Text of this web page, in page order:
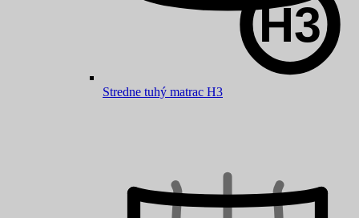
Stredne tuhý matrac H3